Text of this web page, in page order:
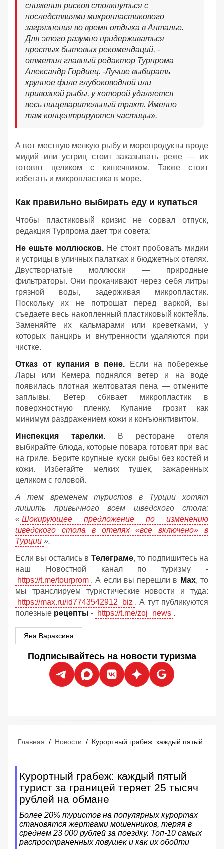
снижения рисков столкнуться с
последствиями микропластикового
загрязнения во время отдыха в Анталье.
Для этого разумно придерживаться
простых бытовых рекомендаций, -
отметил главный редактор Турпрома
Александр Гордиец. -Лучше выбирать
крупное филе глубоководной или
привозной рыбы, у которой удаляется
весь пищеварительный тракт. Именно
там концентрируются частицы».
А вот местную мелкую рыбу и морепродукты вроде
мидий или устриц стоит заказывать реже — их
готовят целиком с кишечником. Также стоит
избегать и микропластика в море.
Как правильно выбирать еду и купаться
Чтобы пластиковый кризис не сорвал отпуск,
редакция Турпрома дает три совета:
Не ешьте моллюсков. Не стоит пробовать мидии
и устрицы в уличных палатках и бюджетных отелях.
Двустворчатые моллюски — природные
фильтраторы. Они прокачивают через себя литры
грязной воды, задерживая микропластик.
Поскольку их не потрошат перед варкой, вы
съедаете весь накопленный пластиковый коктейль.
Заменяйте их кальмарами или креветками, у
которых панцирь и внутренности удаляются при
чистке.
Отказ от купания в пене. Если на побережье
Лары или Кемера поднялся ветер и на воде
появилась плотная желтоватая пена — отмените
заплывы. Ветер сбивает микропластик в
поверхностную пленку. Купание грозит как
минимум раздражением кожи и конъюнктивитом.
Инспекция тарелки. В ресторане отеля
выбирайте блюда, которые повара готовят при вас
на гриле. Берите крупные куски рыбы без костей и
кожи. Избегайте мелких тушек, зажаренных
целиком с головой.
А тем временем туристов в Турции хотят
лишить привычного всем шведского стола:
« Шокирующее предложение по изменению
шведского стола в отелях «все включено» в
Турции ».
Если вы остались в Телеграме, то подпишитесь на
наш Новостной канал по туризму -
https://t.me/tourprom . А если вы перешли в Мах, то
мы транслируем туристические новости и туда:
https://max.ru/id7743542912_biz . А тут публикуются
полезные рецепты - https://t.me/zoj_news .
Яна Вараксина
Подписывайтесь на новости туризма
Главная / Новости /
Курортный грабеж: каждый пятый
турист за границей теряет 25 тысяч
рублей на обмане
Более 20% туристов на популярных курортах
становятся жертвами мошенников, теряя в
среднем 23 000 рублей за поездку. Топ-10 самых
распространенных ловушек и как их обойти